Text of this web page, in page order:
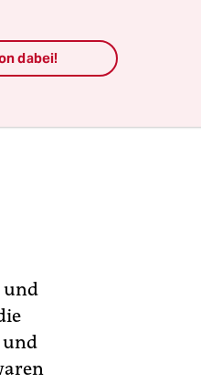
und
und
dabei!